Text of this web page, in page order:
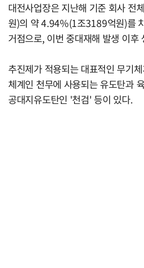
대전사업장은 지난해 기준 회사 전
원)의 약 4.94%(1조3189억원)를
거점으로, 이번 중대재해 발생 이후
추진제가 적용되는 대표적인 무기
체계인 천무에 사용되는 유도탄과
공대지유도탄인 '천검' 등이 있다.